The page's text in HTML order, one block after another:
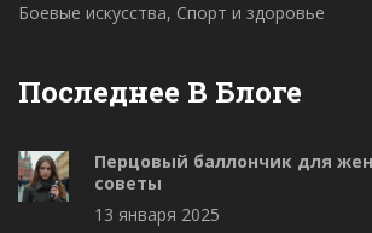
Боевые искусства, Спорт и здоровье
Последнее В Блоге
Перцовый баллончик для
советы
13 января 2025